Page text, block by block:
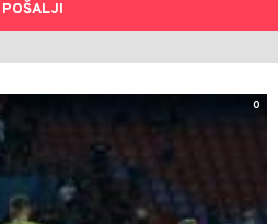
POŠALJI
0